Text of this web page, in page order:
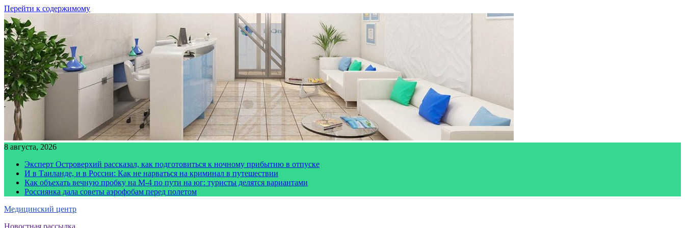
Перейти к содержимому
8 августа, 2026
Эксперт Островерхий рассказал, как подготовиться к ночному прибытию в отпуске
И в Таиланде, и в России: Как не нарваться на криминал в путешествии
Как объехать вечную пробку на М-4 по пути на юг: туристы делятся вариантами
Россиянка дала советы аэрофобам перед полетом
Медицинский центр
Новостная рассылка